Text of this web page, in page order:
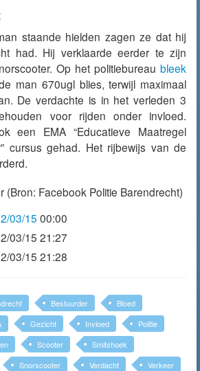
staande hielden zagen ze dat hij
had. Hij verklaarde eerder te zijn
Op het politiebureau bleek
man 670ugl blies, terwijl maximaal
De verdachte is in het verleden 3
voor rijden onder invloed.
een EMA “Educatieve Maatregel
cursus gehad. Het rijbewijs van de
(Bron: Facebook Politie Barendrecht)
03/15 00:00
03/15 21:27
03/15 21:28
Bestuurder
Bloed
Gezicht Invloed
Politie
Scooter
Smitshoek
Snorscooter Verdacht Verkeer